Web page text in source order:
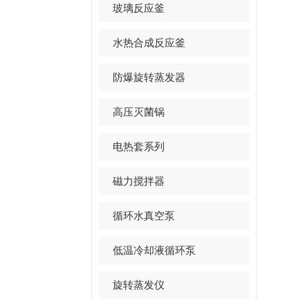
玻璃反应釜
水热合成反应釜
防爆旋转蒸发器
高压灭菌锅
电热套系列
磁力搅拌器
循环水真空泵
低温冷却液循环泵
旋转蒸发仪